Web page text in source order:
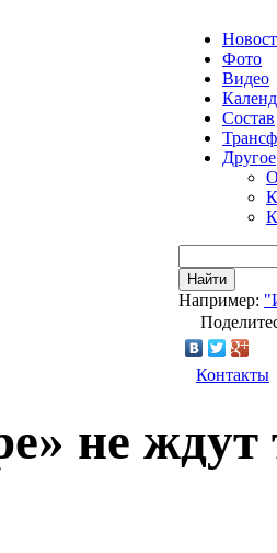
Фото
Видео
Состав
Другое
Найти
Например:
Контакты
не ждут